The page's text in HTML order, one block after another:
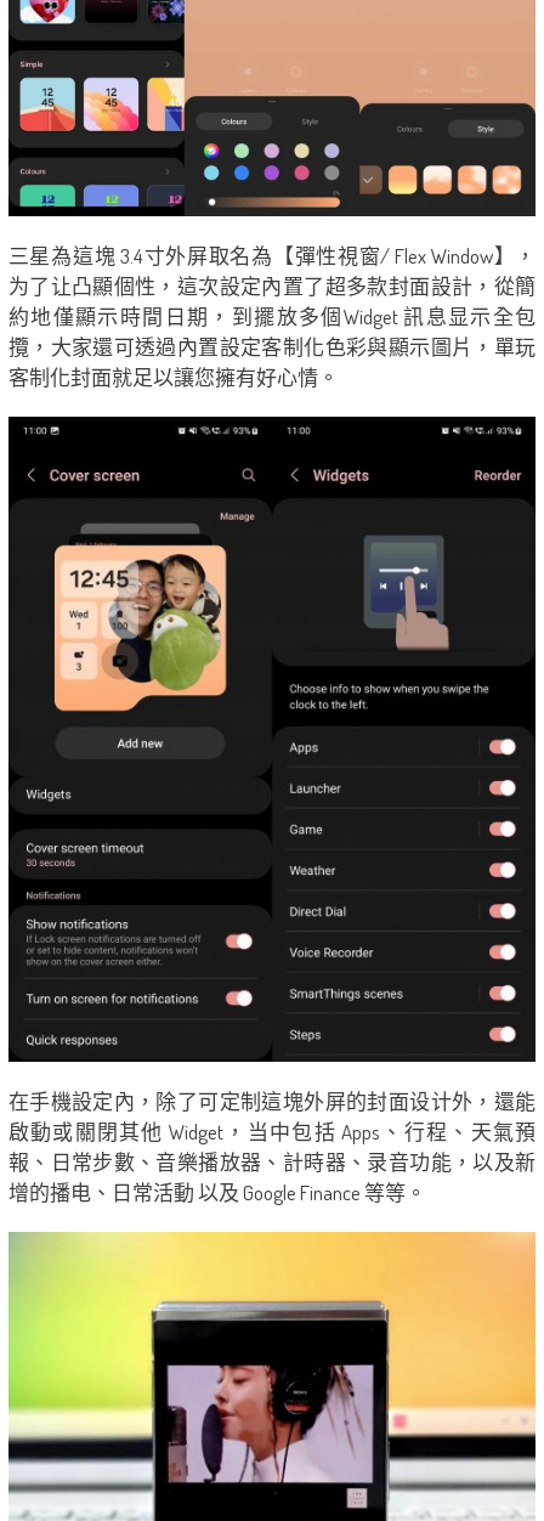
三星為這塊 3.4寸外屏取名為【彈性視窗/ Flex Window】，
为了让凸顯個性，這次設定內置了超多款封面設計，從簡
約地僅顯示時間日期，到擺放多個Widget 訊息显示全包
攬，大家還可透過內置設定客制化色彩與顯示圖片，單玩
客制化封面就足以讓您擁有好心情。
在手機設定內，除了可定制這塊外屏的封面设计外，還能
啟動或關閉其他 Widget，当中包括 Apps、行程、天氣預
報、日常步數、音樂播放器、計時器、录音功能，以及新
增的播电、日常活動 以及 Google Finance 等等。